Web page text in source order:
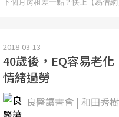
2018-03-13
40歲後，EQ容易老
情緒過勞
良醫讀書會 | 和田秀樹